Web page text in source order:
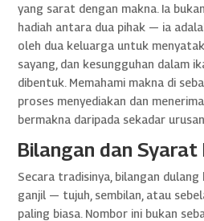
yang sarat dengan makna. Ia
hadiah antara dua pihak — ia
oleh dua keluarga untuk
sayang, dan kesungguhan dalam
dibentuk. Memahami makna di
proses menyediakan dan
bermakna daripada sekadar
Bilangan dan Syarat
Secara tradisinya, bilangan
ganjil — tujuh, sembilan, atau
paling biasa. Nombor ini bukan